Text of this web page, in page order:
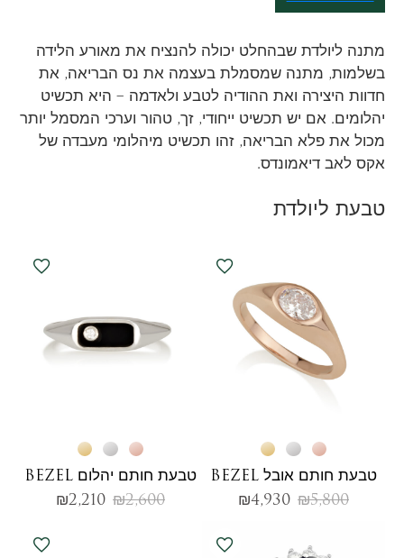
מתנה ליולדת שבהחלט יכולה להנציח את מאורע הלידה
בשלמות, מתנה שמסמלת בעצמה את נס הבריאה, את
חדוות היצירה ואת ההודיה לטבע ולאדמה – היא תכשיט
יהלומים. אם יש תכשיט ייחודי, זך, טהור וערכי המסמל יותר
מכול את פלא הבריאה, זהו תכשיט מיהלומי מעבדה של
אקס לאב דיאמונדס.
טבעת ליולדת
טבעת חותם אובל BEZEL
₪5,800
₪4,930
טבעת חותם יהלום BEZEL
₪2,600
₪2,210